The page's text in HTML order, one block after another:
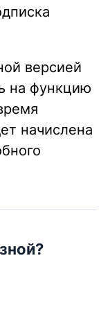
версией
на функцию
начислена